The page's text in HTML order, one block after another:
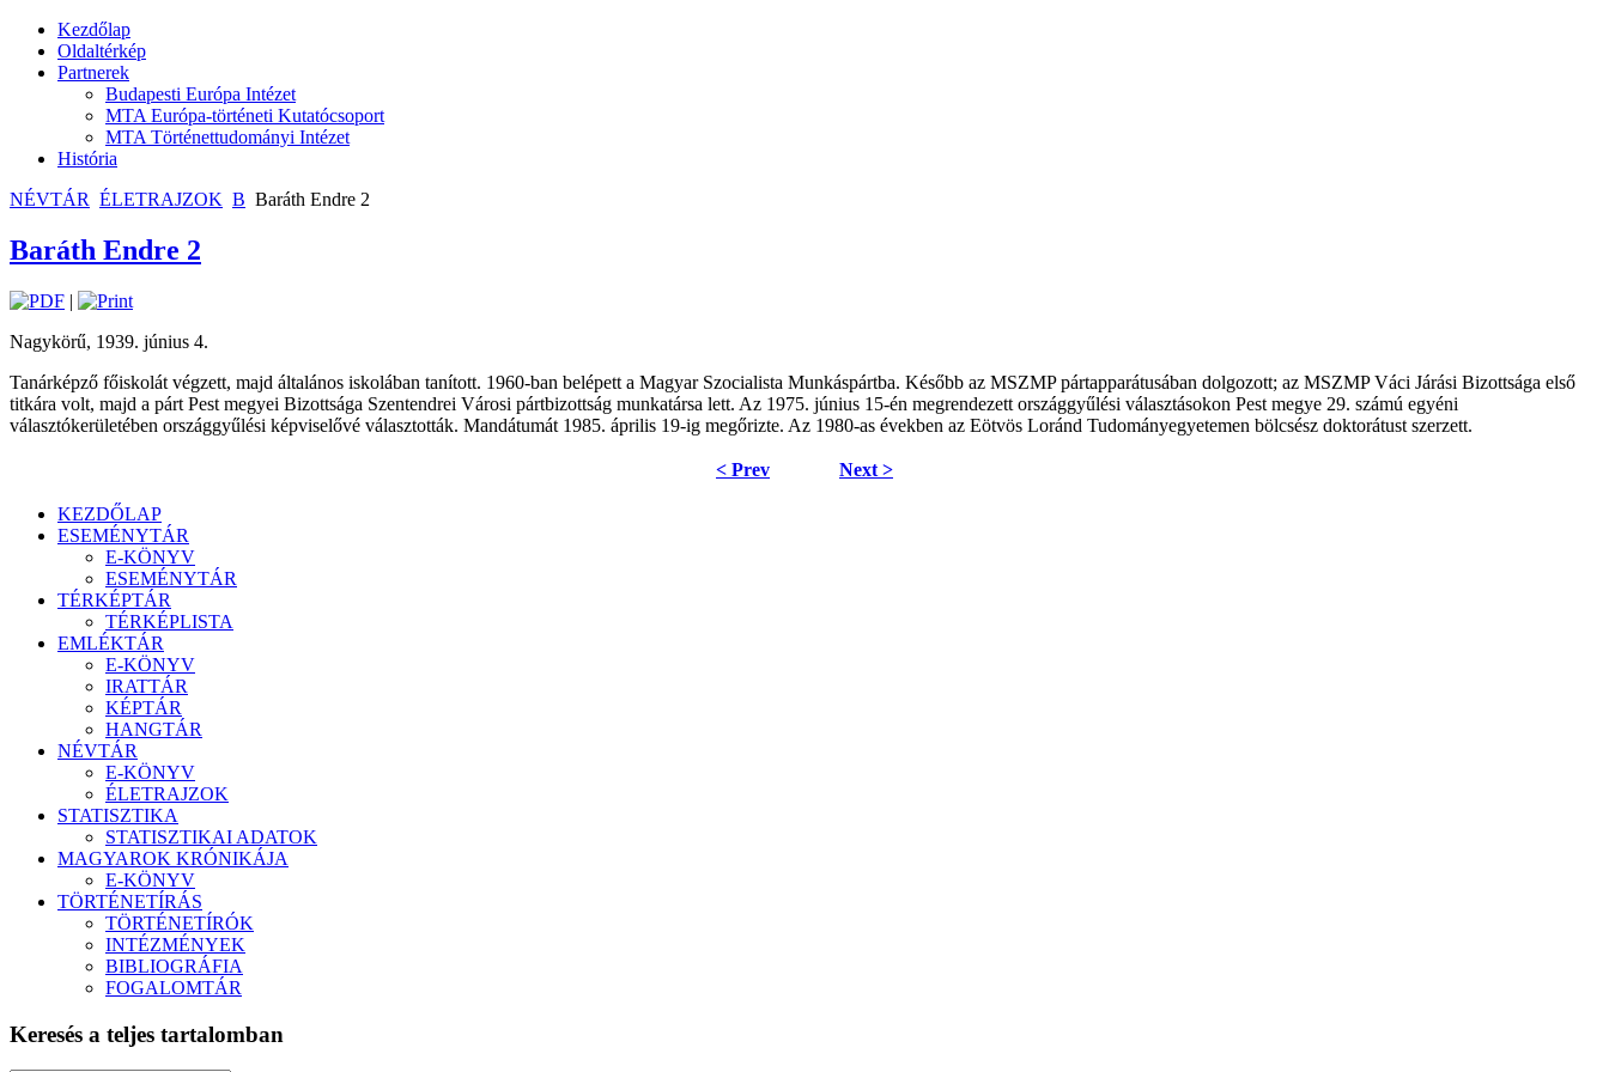
Kezdőlap
Oldaltérkép
Partnerek
Budapesti Európa Intézet
MTA Európa-történeti Kutatócsoport
MTA Történettudományi Intézet
História
NÉVTÁR ÉLETRAJZOK B Baráth Endre 2
Baráth Endre 2
|
Nagykörű, 1939. június 4.
Tanárképző főiskolát végzett, majd általános iskolában tanított. 1960-ban belépett a Magyar Szocialista Munkáspártba. Később az MSZMP pártapparátusában dolgozott; az MSZMP Váci Járási Bizottsága első
titkára volt, majd a párt Pest megyei Bizottsága Szentendrei Városi pártbizottság munkatársa lett. Az 1975. június 15-én megrendezett országgyűlési választásokon Pest megye 29. számú egyéni
választókerületében országgyűlési képviselővé választották. Mandátumát 1985. április 19-ig megőrizte. Az 1980-as években az Eötvös Loránd Tudományegyetemen bölcsész doktorátust szerzett.
< Prev Next >
KEZDŐLAP
ESEMÉNYTÁR
E-KÖNYV
ESEMÉNYTÁR
TÉRKÉPTÁR
TÉRKÉPLISTA
EMLÉKTÁR
E-KÖNYV
IRATTÁR
KÉPTÁR
HANGTÁR
NÉVTÁR
E-KÖNYV
ÉLETRAJZOK
STATISZTIKA
STATISZTIKAI ADATOK
MAGYAROK KRÓNIKÁJA
E-KÖNYV
TÖRTÉNETÍRÁS
TÖRTÉNETÍRÓK
INTÉZMÉNYEK
BIBLIOGRÁFIA
FOGALOMTÁR
Keresés a teljes tartalomban